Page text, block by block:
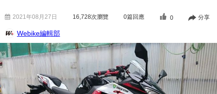
2021年08月27日 16,728次瀏覽 0篇回應 0 分享
Webike編輯部